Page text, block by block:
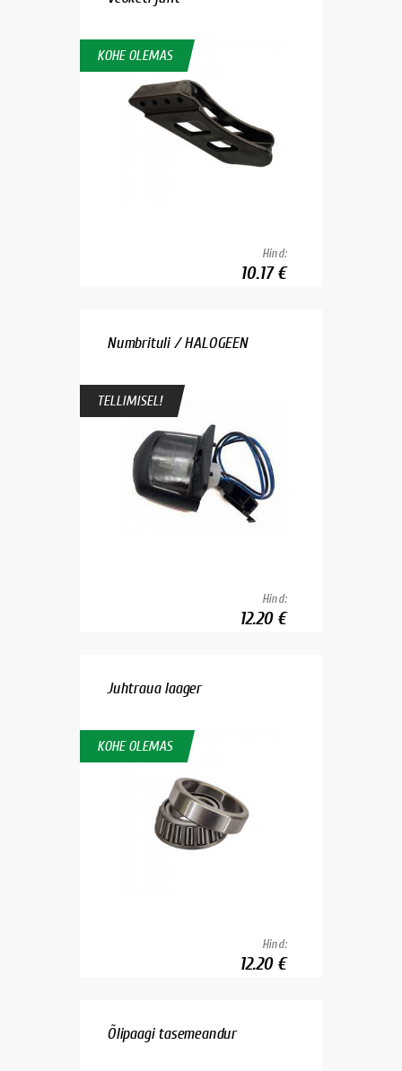
KOHE OLEMAS
Hind:
10.17 €
Numbrituli / HALOGEEN
TELLIMISEL!
Hind:
12.20 €
Juhtraua laager
KOHE OLEMAS
Hind:
12.20 €
Õlipaagi tasemeandur